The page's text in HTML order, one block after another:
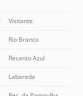
Visitante
Rio Branco
Recanto Azul
Labareda